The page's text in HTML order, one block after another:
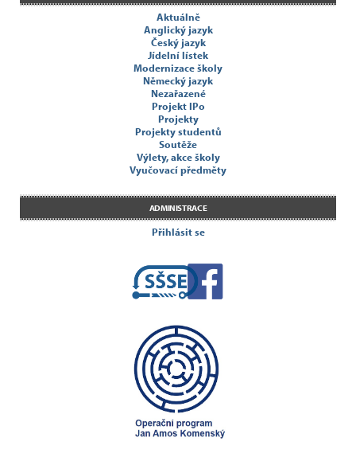
Aktuálně
Anglický jazyk
Český jazyk
Jídelní lístek
Modernizace školy
Německý jazyk
Nezařazené
Projekt IPo
Projekty
Projekty studentů
Soutěže
Výlety, akce školy
Vyučovací předměty
ADMINISTRACE
Přihlásit se